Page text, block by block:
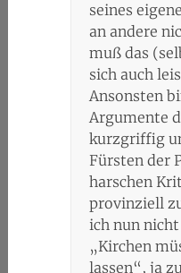
seines
an andere
muß das
sich auch
Ansonsten
Argumente
kurzgriffig
Fürsten der
harschen
provinziell
ich nun
„Kirchen
lassen“, ja